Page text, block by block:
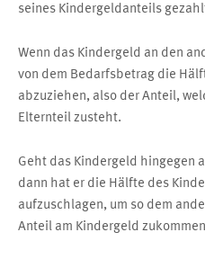
seines Kindergeldanteils
Wenn das Kindergeld an den
von dem Bedarfsbetrag die
abzuziehen, also der Anteil,
Elternteil zusteht.
Geht das Kindergeld hingegen
dann hat er die Hälfte des
aufzuschlagen, um so dem
Anteil am Kindergeld